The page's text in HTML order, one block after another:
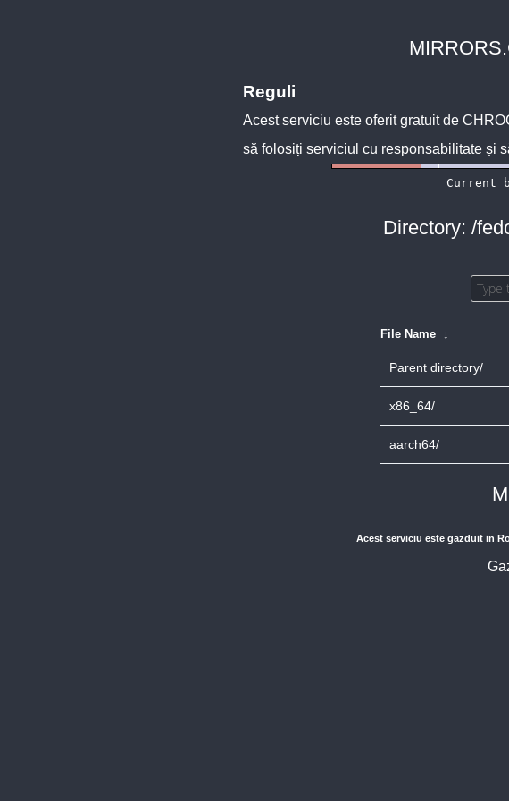
Reguli
Acest serviciu este oferit gratuit de
să folosiți serviciul cu responsabilitate și
Directory: /
File Name ↓
Parent directory/
x86_64/
aarch64/
Acest serviciu este gazduit in